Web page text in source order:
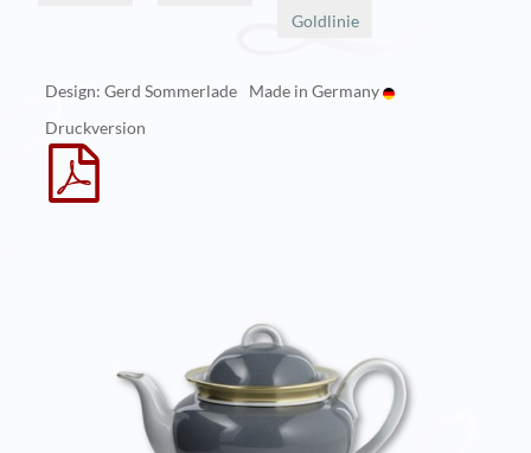
Goldlinie
Design: Gerd Sommerlade
Made in Germany
Druckversion